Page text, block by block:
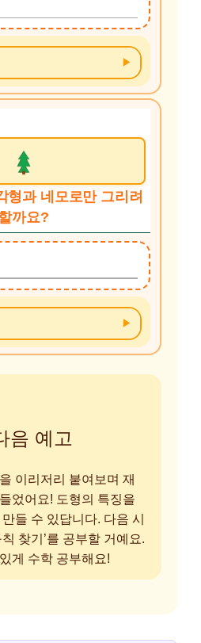
형과 네모로만 그리려
까요?
음 예고
이리저리 붙여보며 재
었어요! 도형의 특징을
들 수 있답니다. 다음 시
찾기’를 공부할 거예요.
게 수학 공부해요!